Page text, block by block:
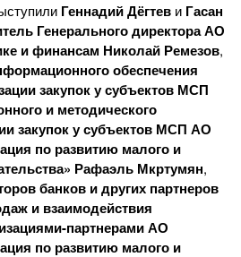
Геннадий Дёгтев и Гасан
Генерального директора АО
и финансам Николай Ремезов,
обеспечения
закупок у субъектов МСП
и методического
закупок у субъектов МСП АО
по развитию малого и
Рафаэль Мкртумян,
банков и других партнеров
и взаимодействия
партнерами АО
по развитию малого и